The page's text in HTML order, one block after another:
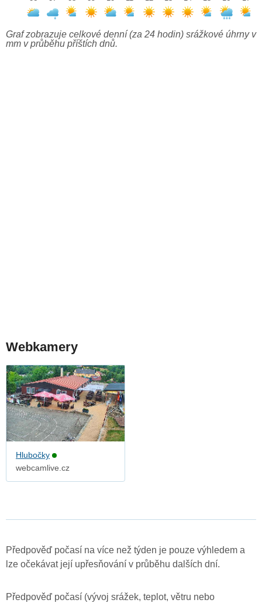
Graf zobrazuje celkové denní (za 24 hodin) srážkové úhrny v
mm v průběhu příštích dnů.
Webkamery
Hlubočky
webcamlive.cz
Předpověď počasí na více než týden je pouze výhledem a
lze očekávat její upřesňování v průběhu dalších dní.
Předpověď počasí (vývoj srážek, teplot, větru nebo